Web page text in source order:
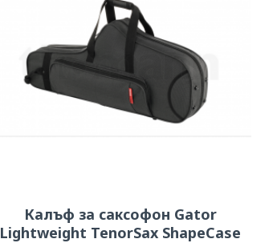
Калъф за саксофон Gator
Lightweight TenorSax ShapeCase